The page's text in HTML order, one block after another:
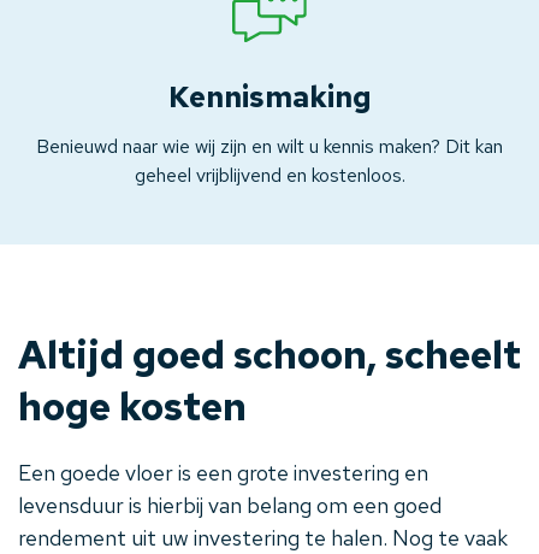
Kennismaking
Benieuwd naar wie wij zijn en wilt u kennis maken? Dit kan
geheel vrijblijvend en kostenloos.
Altijd goed schoon, scheelt
hoge kosten
Een goede vloer is een grote investering en
levensduur is hierbij van belang om een goed
rendement uit uw investering te halen. Nog te vaak